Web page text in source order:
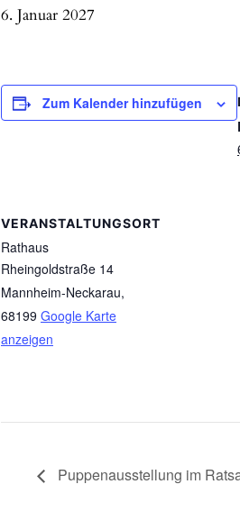
6. Januar 2027
Zum Kalender hinzufügen
VERANSTALTUNGSORT
Rathaus
Rheingoldstraße 14
Mannheim-Neckarau,
68199 Google Karte
anzeigen
Puppenausstellung im